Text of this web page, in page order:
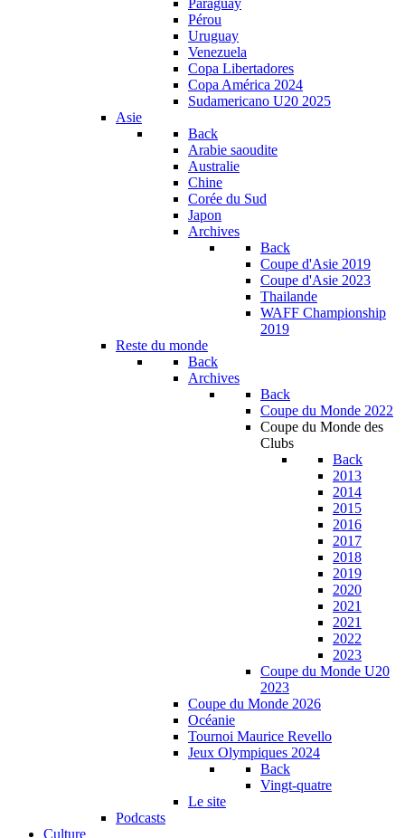
Paraguay
Pérou
Uruguay
Venezuela
Copa Libertadores
Copa América 2024
Sudamericano U20 2025
Asie
Back
Arabie saoudite
Australie
Chine
Corée du Sud
Japon
Archives
Back
Coupe d'Asie 2019
Coupe d'Asie 2023
Thailande
WAFF Championship
2019
Reste du monde
Back
Archives
Back
Coupe du Monde 2022
Coupe du Monde des
Clubs
Back
2013
2014
2015
2016
2017
2018
2019
2020
2021
2021
2022
2023
Coupe du Monde U20
2023
Coupe du Monde 2026
Océanie
Tournoi Maurice Revello
Jeux Olympiques 2024
Back
Vingt-quatre
Le site
Podcasts
Culture